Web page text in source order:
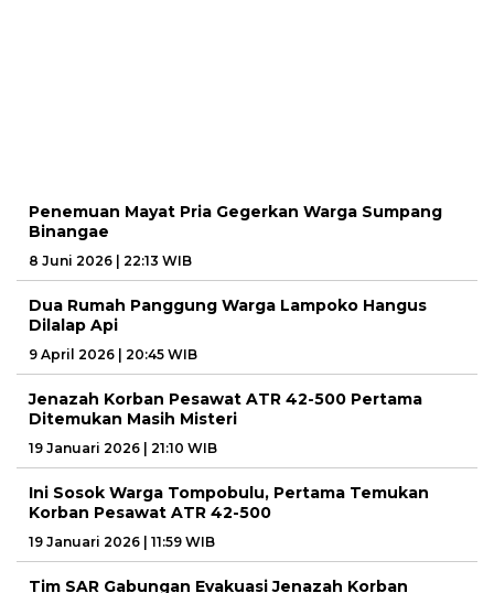
Penemuan Mayat Pria Gegerkan Warga Sumpang
Binangae
8 Juni 2026 | 22:13 WIB
Dua Rumah Panggung Warga Lampoko Hangus
Dilalap Api
9 April 2026 | 20:45 WIB
Jenazah Korban Pesawat ATR 42-500 Pertama
Ditemukan Masih Misteri
19 Januari 2026 | 21:10 WIB
Ini Sosok Warga Tompobulu, Pertama Temukan
Korban Pesawat ATR 42-500
19 Januari 2026 | 11:59 WIB
Tim SAR Gabungan Evakuasi Jenazah Korban